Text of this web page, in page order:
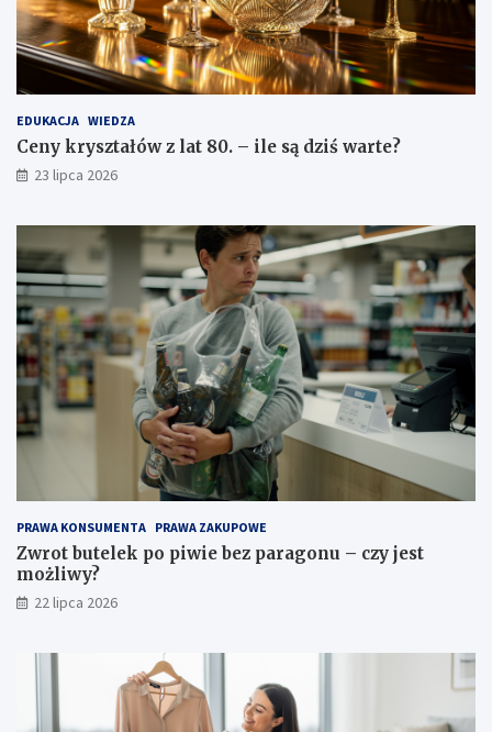
EDUKACJA WIEDZA
Ceny kryształów z lat 80. – ile są dziś warte?
23 lipca 2026
PRAWA KONSUMENTA PRAWA ZAKUPOWE
Zwrot butelek po piwie bez paragonu – czy jest
możliwy?
22 lipca 2026